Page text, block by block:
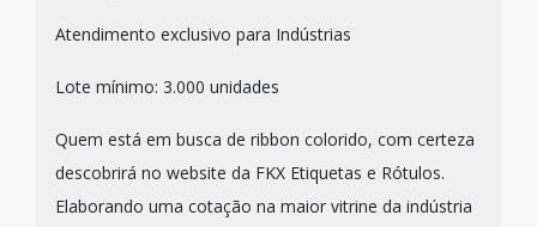
Atendimento exclusivo para Indústrias
Lote mínimo: 3.000 unidades
Quem está em busca de ribbon colorido, com certeza
descobrirá no website da FKX Etiquetas e Rótulos.
Elaborando uma cotação na maior vitrine da indústria